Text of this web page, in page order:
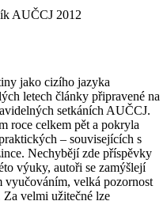
AUČCJ 2012
jako cizího jazyka
letech články připravené na
setkáních AUČCJ.
roce celkem pět a pokryla
– souvisejících s
Nechybějí zde příspěvky
výuky, autoři se zamýšlejí
velká pozornost
Za velmi užitečné lze